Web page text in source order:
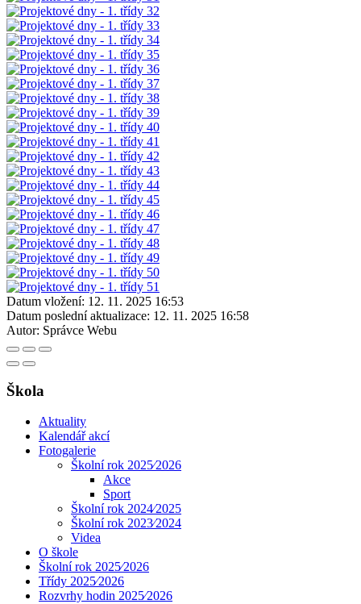
Datum vložení: 12. 11. 2025 16:53
Datum poslední aktualizace: 12. 11. 2025 16:58
Autor: Správce Webu
Škola
Aktuality
Kalendář akcí
Fotogalerie
Školní rok 2025⁄2026
Akce
Sport
Školní rok 2024⁄2025
Školní rok 2023⁄2024
Videa
O škole
Školní rok 2025⁄2026
Třídy 2025⁄2026
Rozvrhy hodin 2025⁄2026